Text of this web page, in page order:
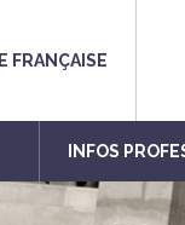
FRANÇAISE
INFOS